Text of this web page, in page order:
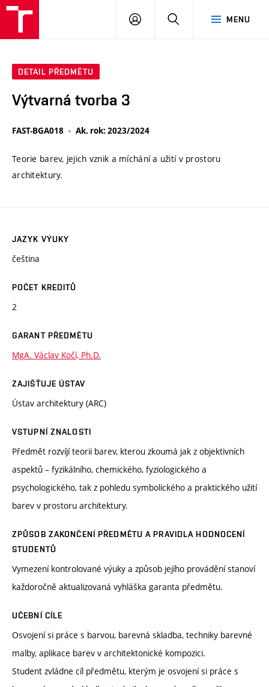
MENU
PŘIHLÁSIT
DETAIL PŘEDMĚTU
Výtvarná tvorba 3
FAST-BGA018 Ak. rok: 2023/2024
Teorie barev, jejich vznik a míchání a užití v prostoru
architektury.
JAZYK VÝUKY
čeština
POČET KREDITŮ
2
GARANT PŘEDMĚTU
MgA. Václav Kočí, Ph.D.
ZAJIŠŤUJE ÚSTAV
Ústav architektury (ARC)
VSTUPNÍ ZNALOSTI
Předmět rozvíjí teorii barev, kterou zkoumá jak z objektivních
aspektů – fyzikálního, chemického, fyziologického a
psychologického, tak z pohledu symbolického a praktického užití
barev v prostoru architektury.
ZPŮSOB ZAKONČENÍ PŘEDMĚTU A PRAVIDLA HODNOCENÍ
STUDENTŮ
Vymezení kontrolované výuky a způsob jejího provádění stanoví
každoročně aktualizovaná vyhláška garanta předmětu.
UČEBNÍ CÍLE
Osvojení si práce s barvou, barevná skladba, techniky barevné
malby, aplikace barev v architektonické kompozici.
Student zvládne cíl předmětu, kterým je osvojení si práce s